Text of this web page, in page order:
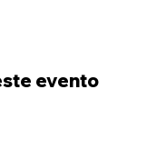
evento